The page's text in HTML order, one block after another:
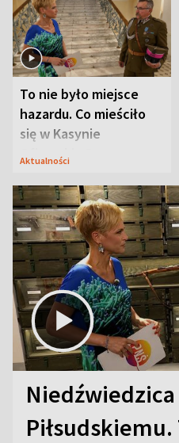
To nie było miejsce
hazardu. Co mieściło
się w Kasynie
Oficerskim?
Aktualności
Niedźwiedzica